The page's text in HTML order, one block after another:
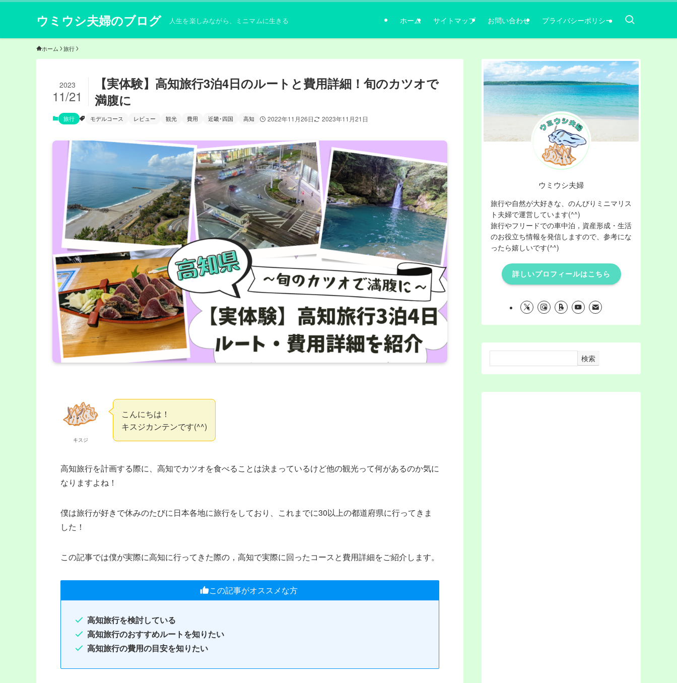
ウミウシ夫婦のブログ 人生を楽しみながら、ミニマムに生きる ホーム サイトマップ お問い合わせ プライバシーポリシー
ホーム 旅行
【実体験】高知旅行3泊4日のルートと費用詳細！旬のカツオで
満腹に
2023
11/21
旅行 モデルコース レビュー 観光 費用 近畿･四国 高知 2022年11月26日 2023年11月21日
キスジ
こんにちは！
キスジカンテンです(^^)
高知旅行を計画する際に、高知でカツオを食べることは決まっているけど他の観光って何があるのか気に
なりますよね！
僕は旅行が好きで休みのたびに日本各地に旅行をしており、これまでに30以上の都道府県に行ってきま
した！
この記事では僕が実際に高知に行ってきた際の，高知で実際に回ったコースと費用詳細をご紹介します。
この記事がオススメな方
高知旅行を検討している
高知旅行のおすすめルートを知りたい
高知旅行の費用の目安を知りたい
ウミウシ夫婦
旅行や自然が大好きな、のんびりミニマリス
ト夫婦で運営しています(^^)
旅行やフリードでの車中泊，資産形成・生活
のお役立ち情報を発信しますので、参考にな
ったら嬉しいです(^^)
詳しいプロフィールはこちら
検索